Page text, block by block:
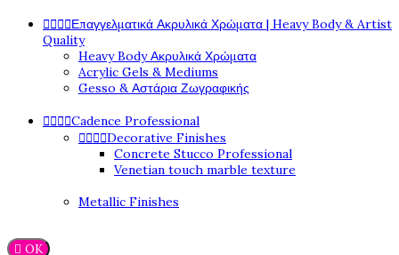
Επαγγελματικά Ακρυλικά Χρώματα | Heavy Body & Artist
Quality
Heavy Body Ακρυλικά Χρώματα
Acrylic Gels & Mediums
Gesso & Αστάρια Ζωγραφικής
Cadence Professional
Decorative Finishes
Concrete Stucco Professional
Venetian touch marble texture
Metallic Finishes
 OK